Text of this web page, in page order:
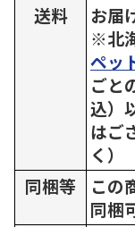
送料
お届
※北
ペッ
ごと
込）
はご
く）
同梱等
この
同梱